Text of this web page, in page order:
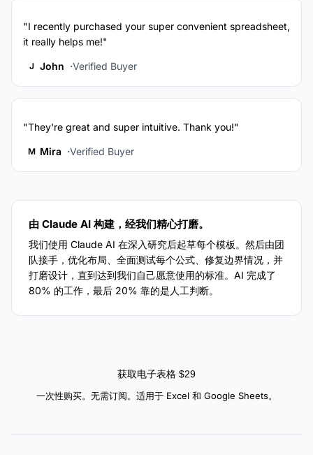
"I recently purchased your super convenient spreadsheet,
it really helps me!"
J John Verified Buyer
"They're great and super intuitive. Thank you!"
M Mira Verified Buyer
由 Claude AI 构建，经我们精心打磨。
我们使用 Claude AI 在深入研究后起草每个模板。然后由团
队接手，优化布局、全面测试每个公式、修复边界情况，并
打磨设计，直到达到我们自己愿意使用的标准。AI 完成了
80% 的工作，最后 20% 靠的是人工判断。
获取电子表格 $29
一次性购买。无需订阅。适用于 Excel 和 Google Sheets。